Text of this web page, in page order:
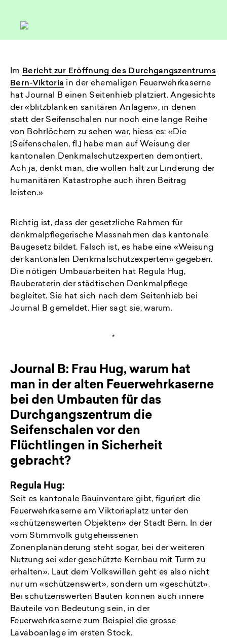
Im Bericht zur Eröffnung des Durchgangszentrums
Bern-Viktoria in der ehemaligen Feuerwehrkaserne
hat Journal B einen Seitenhieb platziert. Angesichts
der «blitzblanken sanitären Anlagen», in denen
statt der Seifenschalen nur noch eine lange Reihe
von Bohrlöchern zu sehen war, hiess es: «Die
[Seifenschalen, fl.] habe man auf Weisung der
kantonalen Denkmalschutzexperten demontiert.
Ach ja, denkt man, die wollen halt zur Linderung der
humanitären Katastrophe auch ihren Beitrag
leisten.»
Richtig ist, dass der gesetzliche Rahmen für
denkmalpflegerische Massnahmen das kantonale
Baugesetz bildet. Falsch ist, es habe eine «Weisung
der kantonalen Denkmalschutzexperten» gegeben.
Die nötigen Umbauarbeiten hat Regula Hug,
Bauberaterin der städtischen Denkmalpflege
begleitet. Sie hat sich nach dem Seitenhieb bei
Journal B gemeldet. Hier sagt sie, warum.
*
Journal B: Frau Hug, warum hat
man in der alten Feuerwehrkaserne
bei den Umbauten für das
Durchgangszentrum die
Seifenschalen vor den
Flüchtlingen in Sicherheit
gebracht?
Regula Hug:
Seit es kantonale Bauinventare gibt, figuriert die
Feuerwehrkaserne am Viktoriaplatz unter den
«schützenswerten Objekten» der Stadt Bern. In der
vom Stimmvolk gutgeheissenen
Zonenplanänderung steht sogar, bei der weiteren
Nutzung sei «der geschützte Kernbau mit Turm zu
erhalten». Laut dem Volkswillen geht es also nicht
nur um «schützenswert», sondern um «geschützt».
Bei schützenswerten Bauten können auch innere
Bauteile von Bedeutung sein, in der
Feuerwehrkaserne zum Beispiel die grosse
Lavaboanlage im ersten Stock.